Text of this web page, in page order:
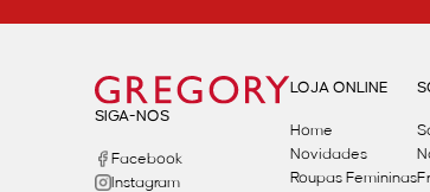
SIGA-NOS
Facebook
Instagram
LOJA ONLINE
Home
Novidades
Roupas Femininas